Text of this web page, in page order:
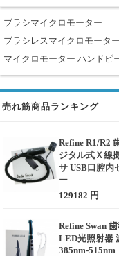
ブラシマイクロモーター
ブラシレスマイクロモーター
マイクロモーター ハンドピ
売れ筋商品ランキング
Refine R1/R2
ジタル式Ｘ線
サ USB口腔内
ー
129182 円
Refine Swan
LED光照射器
385nm-515nm